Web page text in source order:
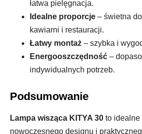
łatwa pielęgnacja.
Idealne proporcje – świetna
kawiarni i restauracji.
Łatwy montaż – szybka i
Energooszczędność –
indywidualnych potrzeb.
Podsumowanie
Lampa wisząca KITYA 30 to idealne
nowoczesnego designu i